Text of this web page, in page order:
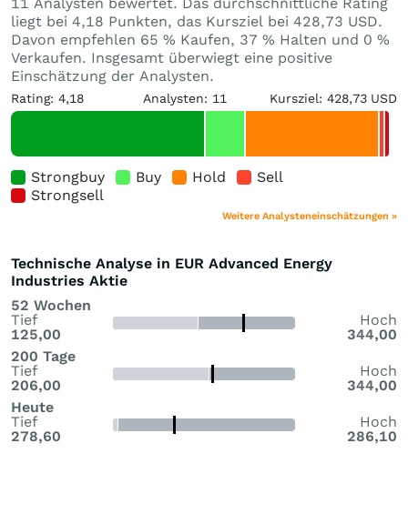
liegt bei 4,18 Punkten, das Kursziel bei 428,73 USD.
Davon empfehlen 65 % Kaufen, 37 % Halten und 0 %
Verkaufen. Insgesamt überwiegt eine positive
Einschätzung der Analysten.
Rating: 4,18 Analysten: 11 Kursziel: 428,73 USD
Strongbuy Buy Hold
Sell
Strongsell
Weitere Analysteneinschätzungen »
Technische Analyse in EUR Advanced Energy
Industries Aktie
52 Wochen
Tief
125,00
Hoch
344,00
200 Tage
Tief
206,00
Hoch
344,00
Heute
Tief
278,60
Hoch
286,10